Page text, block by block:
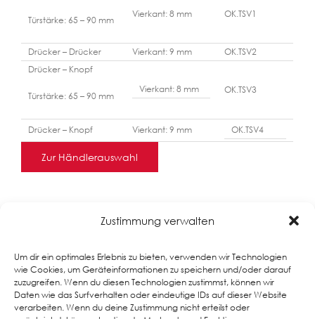
Zustimmung verwalten
Um dir ein optimales Erlebnis zu bieten, verwenden wir Technologien
wie Cookies, um Geräteinformationen zu speichern und/oder darauf
zuzugreifen. Wenn du diesen Technologien zustimmst, können wir
Daten wie das Surfverhalten oder eindeutige IDs auf dieser Website
verarbeiten. Wenn du deine Zustimmung nicht erteilst oder
Türstärke: 65 – 90 mm
Vierkant: 8 mm OK.TSV1
Drücker – Drücker Vierkant: 9 mm
OK.TSV2
Drücker – Knopf
Türstärke: 65 – 90 mm
Vierkant: 8 mm OK.TSV3
Drücker – Knopf Vierkant: 9 mm OK.TSV4
Zur Händlerauswahl